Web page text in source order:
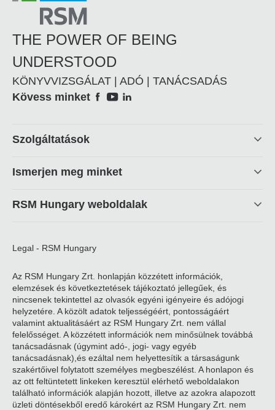
THE POWER OF BEING
UNDERSTOOD
KÖNYVVIZSGÁLAT | ADÓ | TANÁCSADÁS
Social
Kövess minket
Footer
Szolgáltatások
Ismerjen meg minket
RSM Hungary weboldalak
Legal - RSM Hungary
Az RSM Hungary Zrt. honlapján közzétett információk,
elemzések és következtetések tájékoztató jellegűek, és
nincsenek tekintettel az olvasók egyéni igényeire és adójogi
helyzetére. A közölt adatok teljességéért, pontosságáért
valamint aktualitásáért az RSM Hungary Zrt. nem vállal
felelősséget. A közzétett információk nem minősülnek továbbá
tanácsadásnak (úgymint adó-, jogi- vagy egyéb
tanácsadásnak),és ezáltal nem helyettesítik a társaságunk
szakértőivel folytatott személyes megbeszélést. A honlapon és
az ott feltüntetett linkeken keresztül elérhető weboldalakon
található információk alapján hozott, illetve az azokra alapozott
üzleti döntésekből eredő károkért az RSM Hungary Zrt. nem